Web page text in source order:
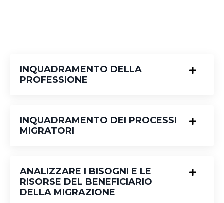
INQUADRAMENTO DELLA
PROFESSIONE
INQUADRAMENTO DEI PROCESSI
MIGRATORI
ANALIZZARE I BISOGNI E LE
RISORSE DEL BENEFICIARIO
DELLA MIGRAZIONE